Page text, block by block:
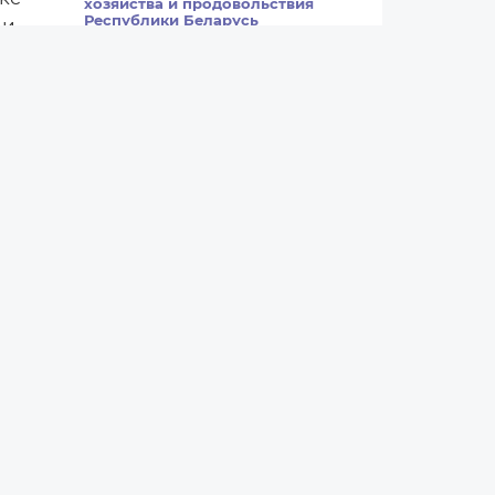
хозяйства и продовольствия
Республики Беларусь